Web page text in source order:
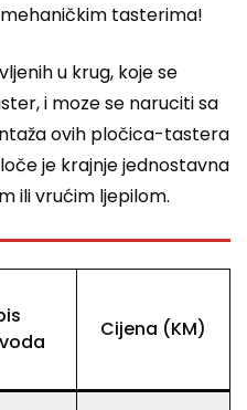
tasterima!
u krug, koje se
i moze se naruciti sa
ovih pločica-tastera
je krajnje jednostavna
ili vrućim ljepilom.
Cijena (KM)